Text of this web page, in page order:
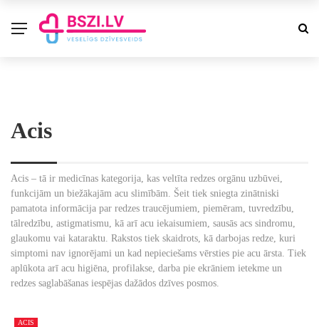
Acis
Acis – tā ir medicīnas kategorija, kas veltīta redzes orgānu uzbūvei,
funkcijām un biežākajām acu slimībām. Šeit tiek sniegta zinātniski
pamatota informācija par redzes traucējumiem, piemēram, tuvredzību,
tālredzību, astigmatismu, kā arī acu iekaisumiem, sausās acs sindromu,
glaukomu vai kataraktu. Rakstos tiek skaidrots, kā darbojas redze, kuri
simptomi nav ignorējami un kad nepieciešams vērsties pie acu ārsta. Tiek
aplūkota arī acu higiēna, profilakse, darba pie ekrāniem ietekme un
redzes saglabāšanas iespējas dažādos dzīves posmos.
ACIS